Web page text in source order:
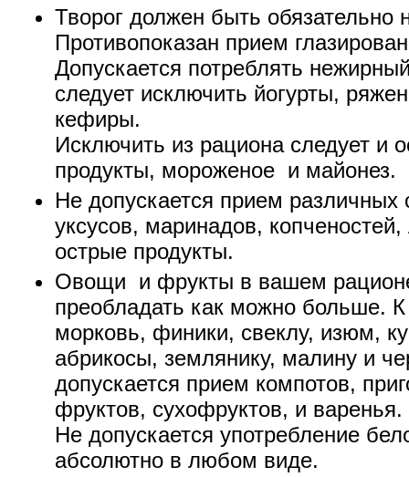
Творог должен быть обязательно
Противопоказан прием
Допускается потреблять
следует исключить йогурты,
кефиры.
Исключить из рациона следует и
продукты, мороженое и майонез.
Не допускается прием различных
уксусов, маринадов,
острые продукты.
Овощи и фрукты в вашем
преобладать как можно больше.
морковь, финики, свеклу, изюм,
абрикосы, землянику, малину и
допускается прием компотов,
фруктов, сухофруктов, и варенья.
Не допускается употребление
абсолютно в любом виде.